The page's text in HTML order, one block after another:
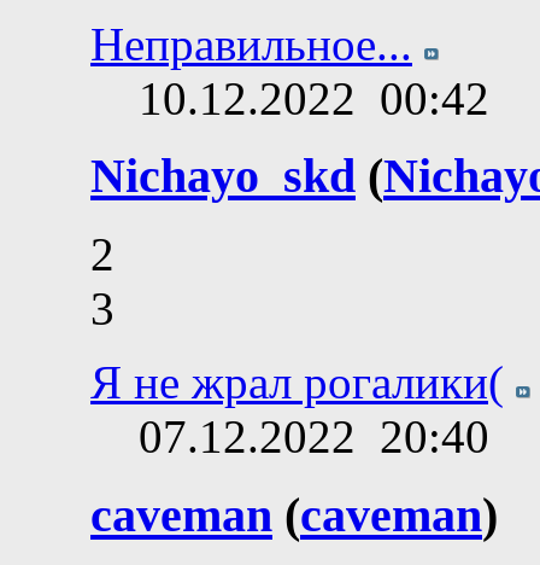
Неправильное...
10.12.2022 00:42
Nichayo_skd (
2
3
Я не жрал рогалики(
07.12.2022 20:40
caveman (caveman)